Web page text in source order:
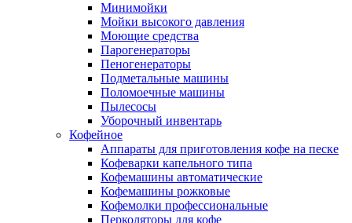
Минимойки
Мойки высокого давления
Моющие средства
Парогенераторы
Пеногенераторы
Подметальные машины
Поломоечные машины
Пылесосы
Уборочный инвентарь
Кофейное
Аппараты для приготовления кофе на песке
Кофеварки капельного типа
Кофемашины автоматические
Кофемашины рожковые
Кофемолки профессиональные
Перколяторы для кофе